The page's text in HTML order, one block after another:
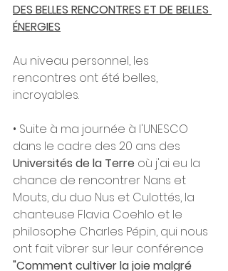
DES BELLES RENCONTRES ET DE BELLES
ÉNERGIES
Au niveau personnel, les
rencontres ont été belles,
incroyables.
• Suite à ma journée à l'UNESCO
dans le cadre des 20 ans des
Universités de la Terre où j'ai eu la
chance de rencontrer Nans et
Mouts, du duo Nus et Culottés, la
chanteuse Flavia Coehlo et le
philosophe Charles Pépin, qui nous
ont fait vibrer sur leur conférence
"Comment cultiver la joie malgré